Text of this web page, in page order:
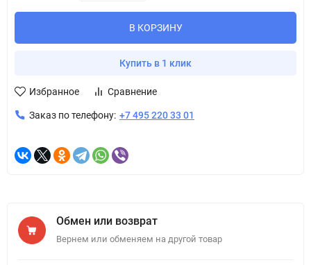
В КОРЗИНУ
Купить в 1 клик
Избранное Сравнение
Заказ по телефону: +7 495 220 33 01
Обмен или возврат
Вернем или обменяем на другой товар